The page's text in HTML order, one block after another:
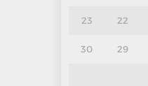
22
23
29
30